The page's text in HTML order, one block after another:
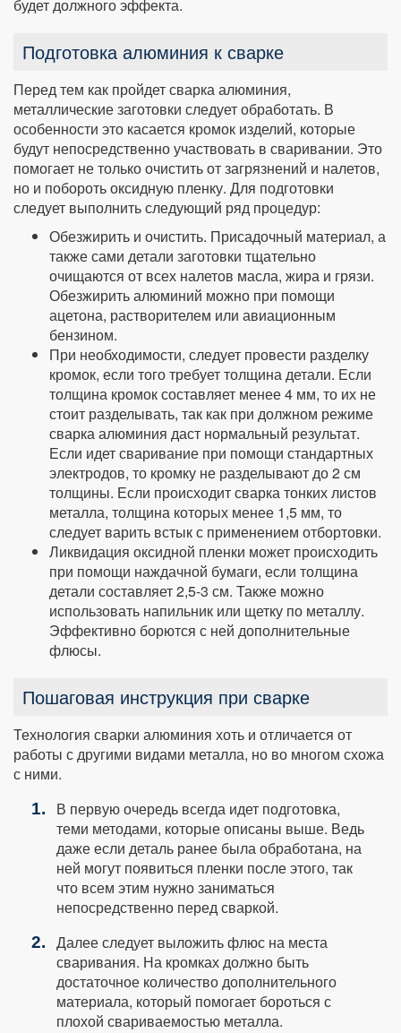
будет должного эффекта.
Подготовка алюминия к сварке
Перед тем как пройдет сварка алюминия,
металлические заготовки следует обработать. В
особенности это касается кромок изделий, которые
будут непосредственно участвовать в сваривании. Это
помогает не только очистить от загрязнений и налетов,
но и побороть оксидную пленку. Для подготовки
следует выполнить следующий ряд процедур:
Обезжирить и очистить. Присадочный материал, а
также сами детали заготовки тщательно
очищаются от всех налетов масла, жира и грязи.
Обезжирить алюминий можно при помощи
ацетона, растворителем или авиационным
бензином.
При необходимости, следует провести разделку
кромок, если того требует толщина детали. Если
толщина кромок составляет менее 4 мм, то их не
стоит разделывать, так как при должном режиме
сварка алюминия даст нормальный результат.
Если идет сваривание при помощи стандартных
электродов, то кромку не разделывают до 2 см
толщины. Если происходит сварка тонких листов
металла, толщина которых менее 1,5 мм, то
следует варить встык с применением отбортовки.
Ликвидация оксидной пленки может происходить
при помощи наждачной бумаги, если толщина
детали составляет 2,5-3 см. Также можно
использовать напильник или щетку по металлу.
Эффективно борются с ней дополнительные
флюсы.
Пошаговая инструкция при сварке
Технология сварки алюминия хоть и отличается от
работы с другими видами металла, но во многом схожа
с ними.
В первую очередь всегда идет подготовка,
теми методами, которые описаны выше. Ведь
даже если деталь ранее была обработана, на
ней могут появиться пленки после этого, так
что всем этим нужно заниматься
непосредственно перед сваркой.
Далее следует выложить флюс на места
сваривания. На кромках должно быть
достаточное количество дополнительного
материала, который помогает бороться с
плохой свариваемостью металла.